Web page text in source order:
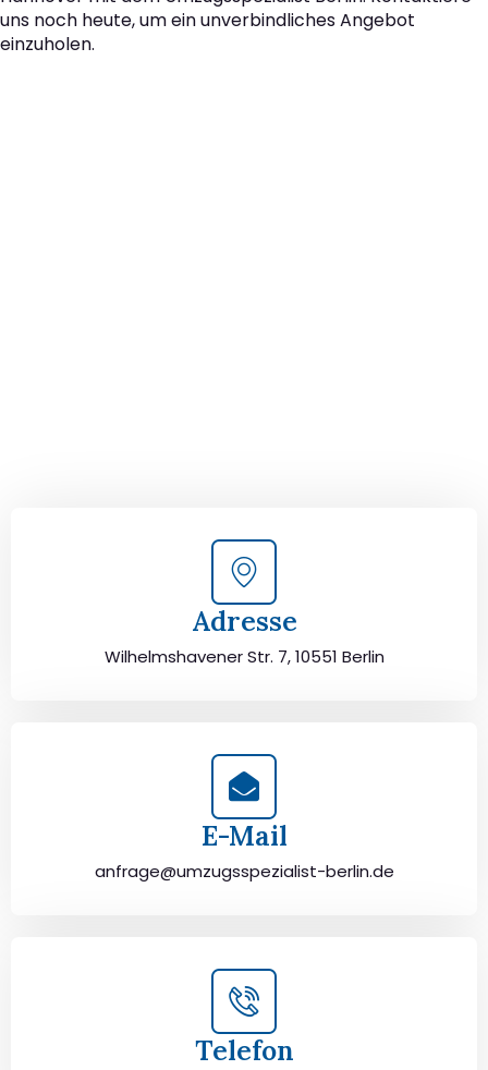
uns noch heute, um ein unverbindliches Angebot
einzuholen.
Adresse
Wilhelmshavener Str. 7, 10551 Berlin
E-Mail
anfrage@umzugsspezialist-berlin.de
Telefon